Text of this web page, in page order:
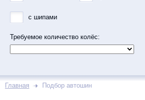
с шипами
Требуемое количество колёс:
Главная Подбор автошин